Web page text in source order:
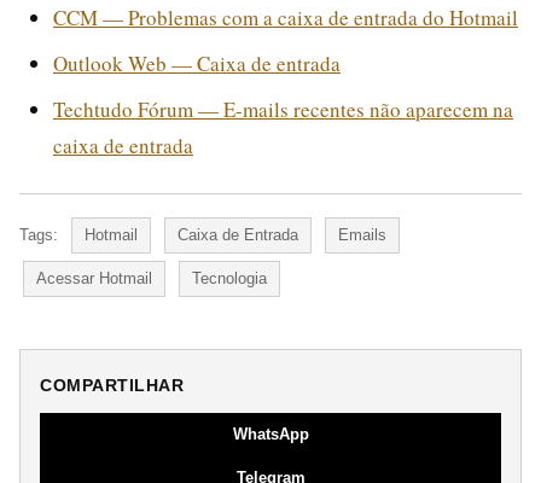
CCM — Problemas com a caixa de entrada do Hotmail
Outlook Web — Caixa de entrada
Techtudo Fórum — E-mails recentes não aparecem na
caixa de entrada
Tags: Hotmail Caixa de Entrada Emails
Acessar Hotmail Tecnologia
COMPARTILHAR
WhatsApp
Telegram